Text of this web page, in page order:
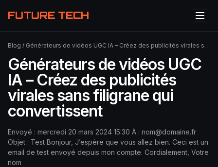
FUTURE TECH
Blog / Générateurs de vidéos UGC IA – Créez des publicités virales sans filigrane qui convertissent
Générateurs de vidéos UGC
IA – Créez des publicités
virales sans filigrane qui
convertissent
Envoyé : mercredi 20 mars 2024 15:30 À : nom@domaine.fr
Objet : Test Bonjour, J’espère que vous allez bien. Ceci est un
email de test envoyé depuis mon compte. Cordialement, Votre
nom